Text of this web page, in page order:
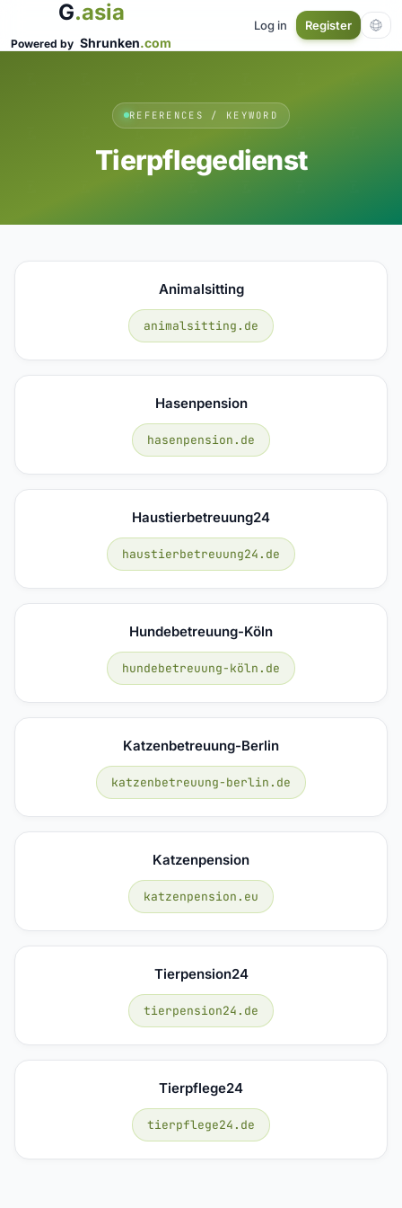
G.asia
Powered by Shrunken.com
Log in Register
REFERENCES / KEYWORD
Tierpflegedienst
Animalsitting
animalsitting.de
Hasenpension
hasenpension.de
Haustierbetreuung24
haustierbetreuung24.de
Hundebetreuung-Köln
hundebetreuung-köln.de
Katzenbetreuung-Berlin
katzenbetreuung-berlin.de
Katzenpension
katzenpension.eu
Tierpension24
tierpension24.de
Tierpflege24
tierpflege24.de